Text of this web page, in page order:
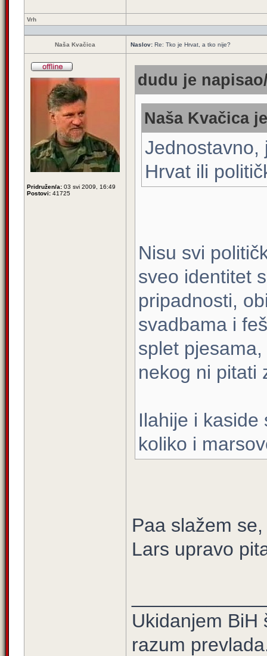
Vrh
Naša Kvačica Naslov: Re: Tko je Hrvat, a tko nije?
Pridružen/a: 03 svi 2009, 16:49
Postovi: 41725
dudu je
Naša Kvačica
Jednostavno,
Hrvat ili
Nisu svi
sveo identitet
pripadnosti,
svadbama i
splet
nekog ni pitati
Ilahije i kaside
koliko i
Paa slažem
Lars upravo
Ukidanjem BiH
razum